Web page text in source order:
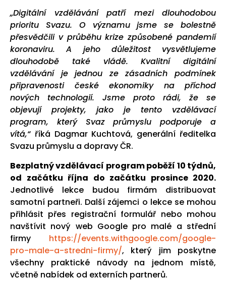
„Digitální vzdělávání patří mezi dlouhodobou
prioritu Svazu. O významu jsme se bolestně
přesvědčili v průběhu krize způsobené pandemií
koronaviru. A jeho důležitost vysvětlujeme
dlouhodobě také vládě. Kvalitní digitální
vzdělávání je jednou ze zásadních podmínek
připravenosti české ekonomiky na příchod
nových technologií. Jsme proto rádi, že se
objevují projekty, jako je tento vzdělávací
program, který Svaz průmyslu podporuje a
vítá,“ říká Dagmar Kuchtová, generální ředitelka
Svazu průmyslu a dopravy ČR.
Bezplatný vzdělávací program poběží 10 týdnů,
od začátku října do začátku prosince 2020.
Jednotlivé lekce budou firmám distribuovat
samotní partneři. Další zájemci o lekce se mohou
přihlásit přes registrační formulář nebo mohou
navštívit nový web Google pro malé a střední
firmy https://events.withgoogle.com/google-
pro-male-a-stredni-firmy/, který jim poskytne
všechny praktické návody na jednom místě,
včetně nabídek od externích partnerů.